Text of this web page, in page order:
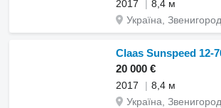
2017
8,4 м
Україна,
Claas Sunspeed 12-
20 000 €
2017
8,4 м
Україна,